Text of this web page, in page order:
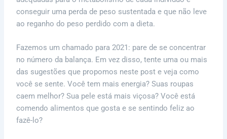
conseguir uma perda de peso sustentada e que não leve
ao reganho do peso perdido com a dieta.
Fazemos um chamado para 2021: pare de se concentrar
no número da balança. Em vez disso, tente uma ou mais
das sugestões que propomos neste post e veja como
você se sente. Você tem mais energia? Suas roupas
caem melhor? Sua pele está mais viçosa? Você está
comendo alimentos que gosta e se sentindo feliz ao
fazê-lo?